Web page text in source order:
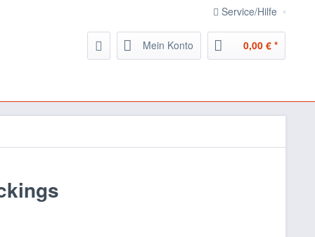
Service/Hilfe
Mein Konto 0,00 € *